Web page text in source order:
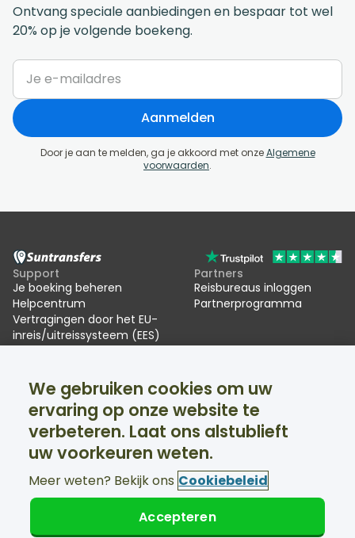
Ontvang speciale aanbiedingen en bespaar tot wel
20% op je volgende boekeng.
Aanmelden
Door je aan te melden, ga je akkoord met onzeAlgemene
voorwaarden.
Support
Je boeking beheren
Helpcentrum
Vertragingen door het EU-
inreis/uitreissysteem (EES)
Partners
Reisbureaus inloggen
Partnerprogramma
Over ons
Beoordelingen
Skitransfers
Facebook
Twitter
Support 24/7 beschikbaar
© Suntransfers.com 2026
We gebruiken cookies om uw
ervaring op onze website te
verbeteren. Laat ons alstublieft
uw voorkeuren weten.
Meer weten? Bekijk ons Cookiebeleid
Accepteren